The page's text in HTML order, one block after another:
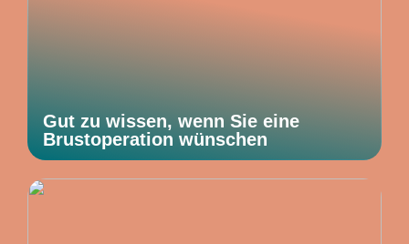
Gut zu wissen, wenn Sie eine
Brustoperation wünschen